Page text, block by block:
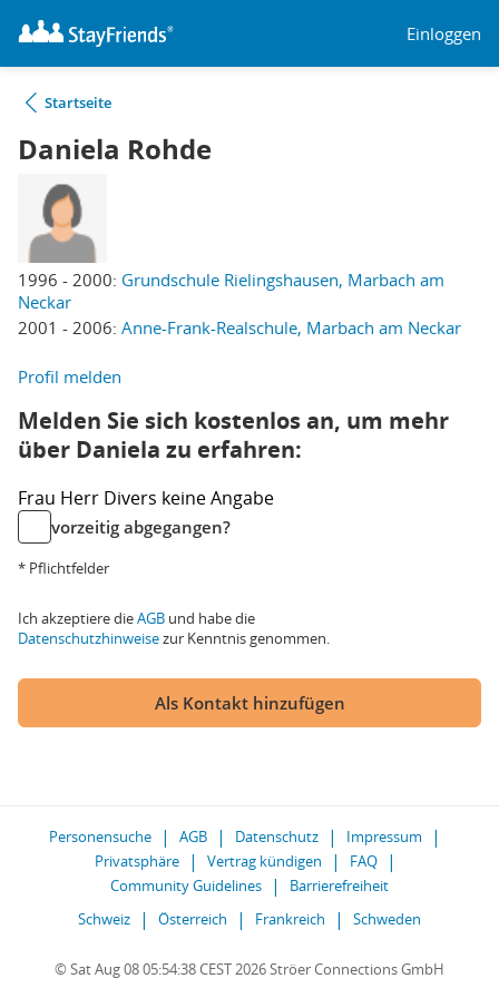
Einloggen
Startseite
Daniela Rohde
1996 - 2000: Grundschule Rielingshausen, Marbach am
Neckar
2001 - 2006: Anne-Frank-Realschule, Marbach am Neckar
Profil melden
Melden Sie sich kostenlos an, um mehr
über Daniela zu erfahren:
Frau Herr Divers keine Angabe
vorzeitig abgegangen?
* Pflichtfelder
Ich akzeptiere dieAGB und habe die
Datenschutzhinweisezur Kenntnis genommen.
Als Kontakt hinzufügen
Personensuche AGB Datenschutz
Impressum
Privatsphäre
Vertrag kündigen
FAQ
Community Guidelines
Barrierefreiheit
Schweiz
Österreich Frankreich Schweden
© Sat Aug 08 05:54:38 CEST 2026 Ströer Connections GmbH